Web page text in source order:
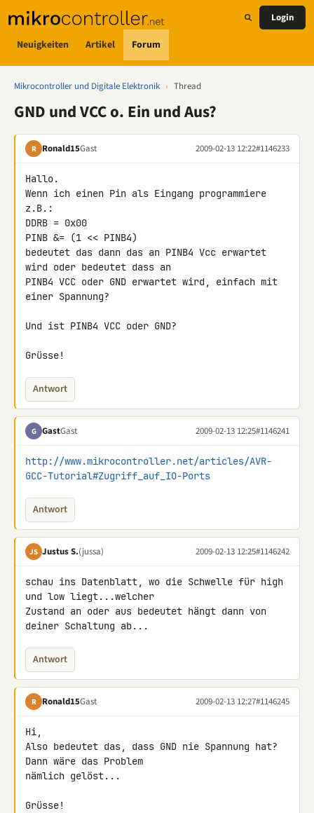
Neuigkeiten Artikel Forum
Login
Mikrocontroller und Digitale Elektronik › Thread
GND und VCC o. Ein und Aus?
R Ronald15Gast 2009-02-13 12:22#1146233
Hallo.
Wenn ich einen Pin als Eingang programmiere
z.B.:
DDRB = 0x00
PINB &= (1 << PINB4)
bedeutet das dann das an PINB4 Vcc erwartet
wird oder bedeutet dass an
PINB4 VCC oder GND erwartet wird, einfach mit
einer Spannung?
Und ist PINB4 VCC oder GND?
Grüsse!
Antwort
G GastGast 2009-02-13 12:25#1146241
http://www.mikrocontroller.net/articles/AVR-
GCC-Tutorial#Zugriff_auf_IO-Ports
Antwort
JS Justus S.(jussa) 2009-02-13 12:25#1146242
schau ins Datenblatt, wo die Schwelle für high
und low liegt...welcher
Zustand an oder aus bedeutet hängt dann von
deiner Schaltung ab...
Antwort
R Ronald15Gast 2009-02-13 12:27#1146245
Hi,
Also bedeutet das, dass GND nie Spannung hat?
Dann wäre das Problem
nämlich gelöst...
Grüsse!